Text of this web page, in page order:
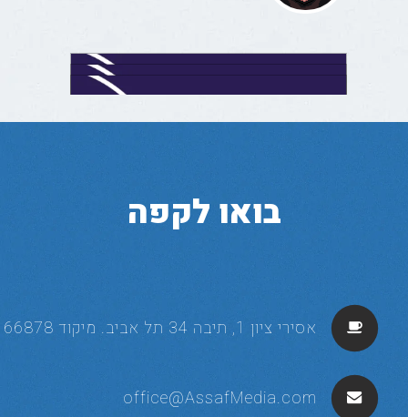
בואו לקפה
אסירי ציון 1, תיבה 34 תל אביב. מיקוד 66878
office@AssafMedia.com